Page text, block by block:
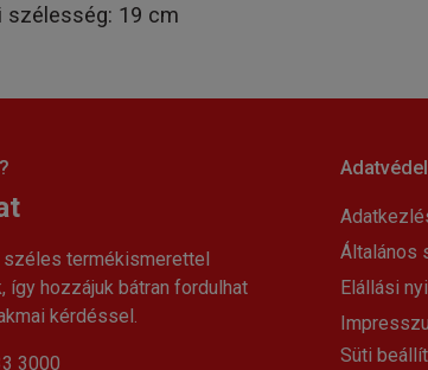
szélesség: 19 cm
széles termékismerettel
így hozzájuk bátran fordulhat
kérdéssel.
3000
Általános
Elállási
Süti